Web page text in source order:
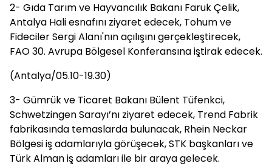
2- Gıda Tarım ve Hayvancılık Bakanı Faruk Çelik,
Antalya Hali esnafını ziyaret edecek, Tohum ve
Fideciler Sergi Alanı'nın açılışını gerçekleştirecek,
FAO 30. Avrupa Bölgesel Konferansına iştirak edecek.
(Antalya/05.10-19.30)
3- Gümrük ve Ticaret Bakanı Bülent Tüfenkci,
Schwetzingen Sarayı’nı ziyaret edecek, Trend Fabrik
fabrikasında temaslarda bulunacak, Rhein Neckar
Bölgesi iş adamlarıyla görüşecek, STK başkanları ve
Türk Alman iş adamları ile bir araya gelecek.